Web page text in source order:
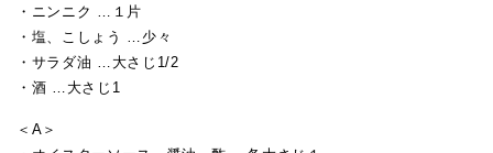
・ニンニク …１片
・塩、こしょう …少々
・サラダ油 …大さじ1/2
・酒 …大さじ1
＜A＞